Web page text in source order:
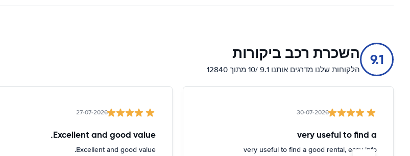
9.1 השכרת רכב ביקורות
הלקוחות שלנו מדרגים אותנו 9.1 /10 מתוך 12840
30-07-2026
very useful to find a
very useful to find a good rental, easy info
27-07-2026
Excellent and good value.
Excellent and good value.